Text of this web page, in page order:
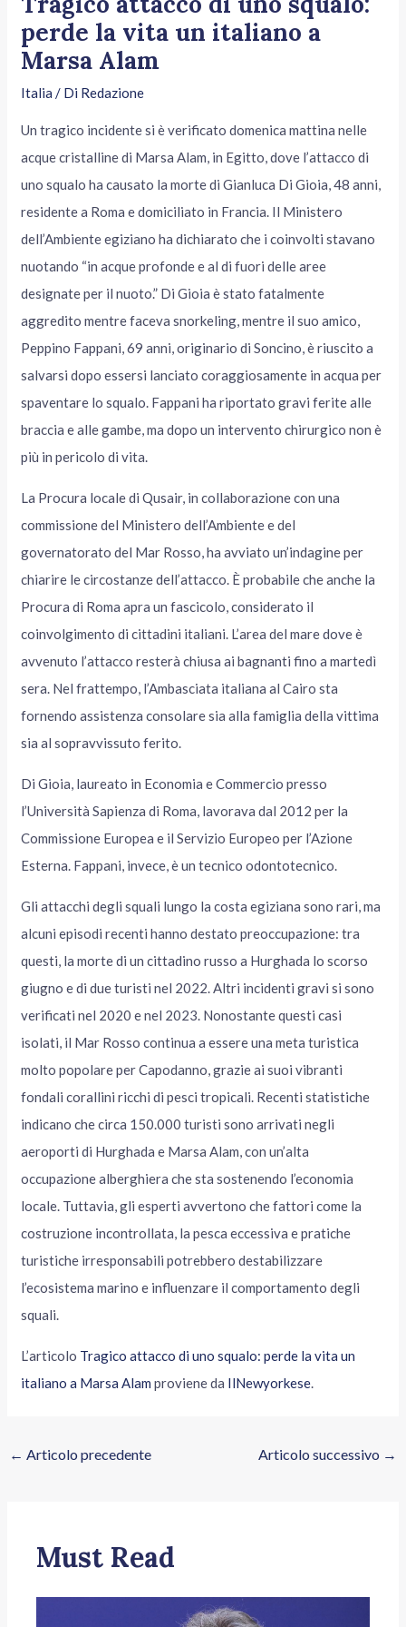
perde la vita un italiano a
Marsa Alam
Italia / Di Redazione
Un tragico incidente si è verificato domenica mattina nelle
acque cristalline di Marsa Alam, in Egitto, dove l’attacco di
uno squalo ha causato la morte di Gianluca Di Gioia, 48 anni,
residente a Roma e domiciliato in Francia. Il Ministero
dell’Ambiente egiziano ha dichiarato che i coinvolti stavano
nuotando “in acque profonde e al di fuori delle aree
designate per il nuoto.” Di Gioia è stato fatalmente
aggredito mentre faceva snorkeling, mentre il suo amico,
Peppino Fappani, 69 anni, originario di Soncino, è riuscito a
salvarsi dopo essersi lanciato coraggiosamente in acqua per
spaventare lo squalo. Fappani ha riportato gravi ferite alle
braccia e alle gambe, ma dopo un intervento chirurgico non è
più in pericolo di vita.
La Procura locale di Qusair, in collaborazione con una
commissione del Ministero dell’Ambiente e del
governatorato del Mar Rosso, ha avviato un’indagine per
chiarire le circostanze dell’attacco. È probabile che anche la
Procura di Roma apra un fascicolo, considerato il
coinvolgimento di cittadini italiani. L’area del mare dove è
avvenuto l’attacco resterà chiusa ai bagnanti fino a martedì
sera. Nel frattempo, l’Ambasciata italiana al Cairo sta
fornendo assistenza consolare sia alla famiglia della vittima
sia al sopravvissuto ferito.
Di Gioia, laureato in Economia e Commercio presso
l’Università Sapienza di Roma, lavorava dal 2012 per la
Commissione Europea e il Servizio Europeo per l’Azione
Esterna. Fappani, invece, è un tecnico odontotecnico.
Gli attacchi degli squali lungo la costa egiziana sono rari, ma
alcuni episodi recenti hanno destato preoccupazione: tra
questi, la morte di un cittadino russo a Hurghada lo scorso
giugno e di due turisti nel 2022. Altri incidenti gravi si sono
verificati nel 2020 e nel 2023. Nonostante questi casi
isolati, il Mar Rosso continua a essere una meta turistica
molto popolare per Capodanno, grazie ai suoi vibranti
fondali corallini ricchi di pesci tropicali. Recenti statistiche
indicano che circa 150.000 turisti sono arrivati negli
aeroporti di Hurghada e Marsa Alam, con un’alta
occupazione alberghiera che sta sostenendo l’economia
locale. Tuttavia, gli esperti avvertono che fattori come la
costruzione incontrollata, la pesca eccessiva e pratiche
turistiche irresponsabili potrebbero destabilizzare
l’ecosistema marino e influenzare il comportamento degli
squali.
L’articolo Tragico attacco di uno squalo: perde la vita un
italiano a Marsa Alam proviene da IlNewyorkese.
← Articolo precedente Articolo successivo →
Must Read